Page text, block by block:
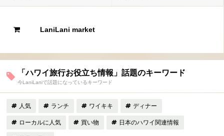
LaniLani market
「ハワイ旅行お役立ち情報」話題のキーワード
今LaniLaniで話題になっているキーワード
人気 ランチ ワイキキ ディナー
ローカルに人気 買い物 日本のハワイ関連情報